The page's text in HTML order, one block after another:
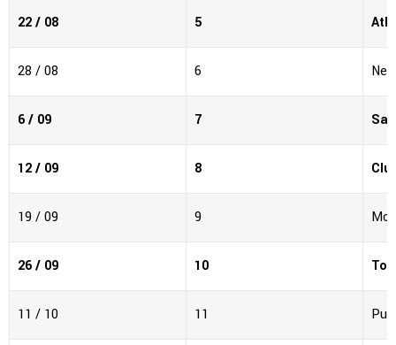
22 / 08 5
28 / 08 6
6 / 09 7
12 / 09 8
19 / 09 9
26 / 09 10
11 / 10 11